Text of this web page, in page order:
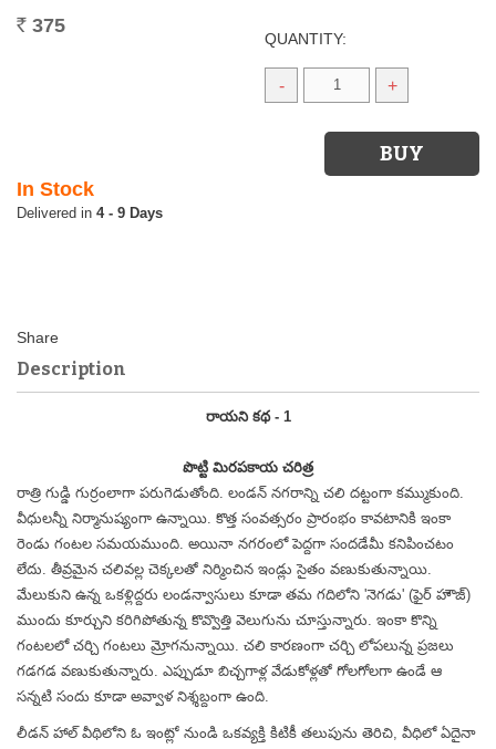
Rs. 375
QUANTITY:
- +
In Stock
4 - 9 Days
Description
రాయని కథ - 1
పొట్టి మిరపకాయ చరిత్ర
రాత్రి గుడ్డి గుర్రంలాగా పరుగెడుతోంది. లండన్ నగరాన్ని చలి దట్టంగా కమ్ముకుంది.
వీధులన్నీ నిర్మానుష్యంగా ఉన్నాయి. కొత్త సంవత్సరం ప్రారంభం కావటానికి ఇంకా
రెండు గంటల సమయముంది. అయినా నగరంలో పెద్దగా సందడేమీ కనిపించటం
లేదు. తీవ్రమైన చలివల్ల చెక్కలతో నిర్మించిన ఇండ్లు సైతం వణుకుతున్నాయి.
మేలుకుని ఉన్న ఒకళ్లిద్దరు లండన్వాసులు కూడా తమ గదిలోని 'నెగడు' (ఫైర్ హౌజ్)
ముందు కూర్చుని కరిగిపోతున్న కొవ్వొత్తి వెలుగును చూస్తున్నారు. ఇంకా కొన్ని
గంటలలో చర్చి గంటలు మ్రోగనున్నాయి. చలి కారణంగా చర్చి లోపలున్న ప్రజలు
గడగడ వణుకుతున్నారు. ఎప్పుడూ బిచ్చగాళ్ల వేడుకోళ్లతో గోలగోలగా ఉండే ఆ
సన్నటి సందు కూడా అవ్వాళ నిశ్శబ్దంగా ఉంది.
లీడన్ హాల్ వీథిలోని ఓ ఇంట్లో నుండి ఒకవ్యక్తి కిటికీ తలుపును తెరిచి, వీధిలో ఏదైనా